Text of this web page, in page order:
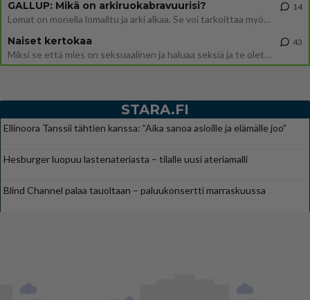
GALLUP: Mikä on arkiruokabravuurisi?
Lomat on monella lomailtu ja arki alkaa. Se voi tarkoittaa myös sitä, että grillailut on grillattu ja palataan arjen ruo
14
Naiset kertokaa
Miksi se että mies on seksuaalinen ja haluaa seksiä ja te olette hänen mielestänne haluttava on vastenmielistä? Mikä sii
43
STARA.FI
Ellinoora Tanssii tähtien kanssa: ”Aika sanoa asioille ja elämälle joo”
Hesburger luopuu lastenateriasta – tilalle uusi ateriamalli
Blind Channel palaa tauoltaan – paluukonsertti marraskuussa